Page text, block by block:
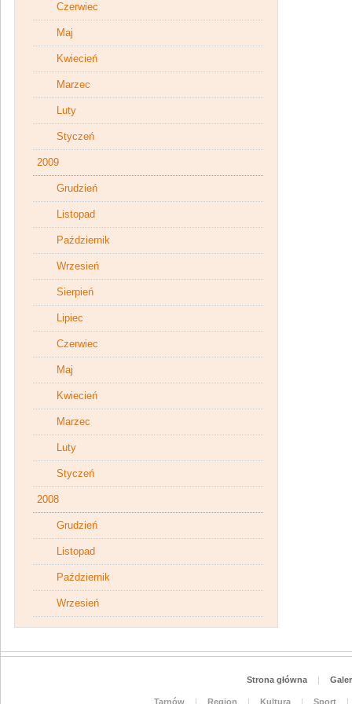
Czerwiec
Maj
Kwiecień
Marzec
Luty
Styczeń
2009
Grudzień
Listopad
Październik
Wrzesień
Sierpień
Lipiec
Czerwiec
Maj
Kwiecień
Marzec
Luty
Styczeń
2008
Grudzień
Listopad
Październik
Wrzesień
Strona główna |
Tarnów | Region | Kultura | Sport
|